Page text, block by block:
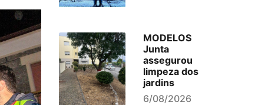
MODELOS
Junta
assegurou
limpeza dos
jardins
6/08/2026